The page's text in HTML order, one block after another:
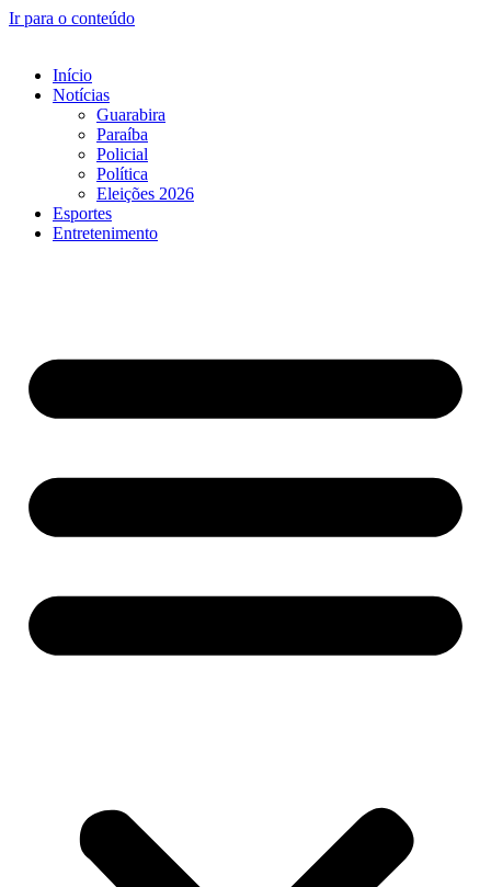
Ir para o conteúdo
Início
Notícias
Guarabira
Paraíba
Policial
Política
Eleições 2026
Esportes
Entretenimento